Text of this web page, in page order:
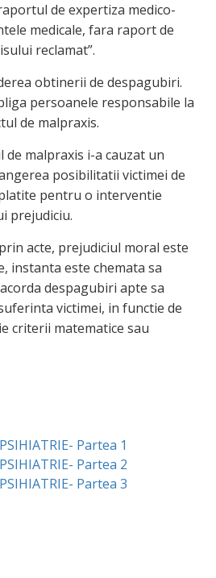
de expertiza medico-
medicale, fara raport de
reclamat”.
obtinerii de despagubiri.
persoanele responsabile la
de malpraxis.
malpraxis i-a cauzat un
posibilitatii victimei de
pentru o interventie
prejudiciu.
acte, prejudiciul moral este
instanta este chemata sa
despagubiri apte sa
victimei, in functie de
criterii matematice sau
Partea 1
Partea 2
Partea 3